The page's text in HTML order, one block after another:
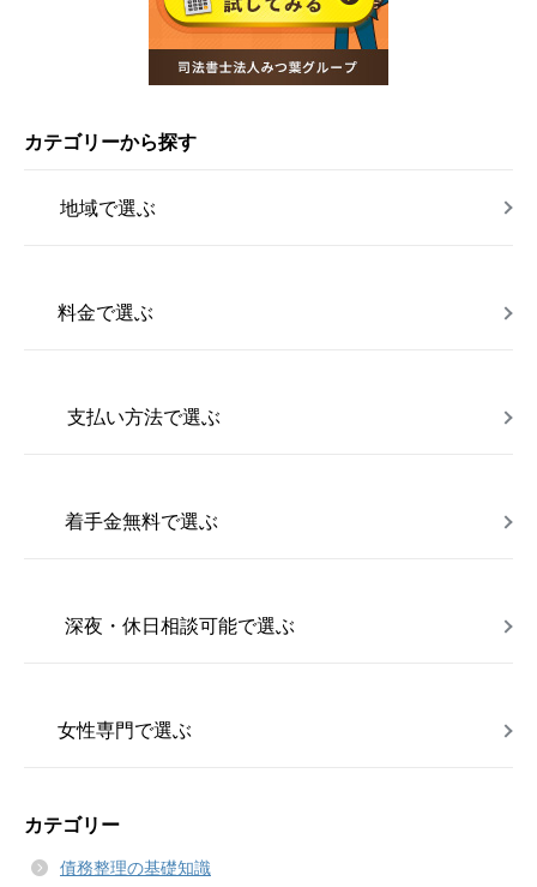
カテゴリーから探す
地域で選ぶ
料金で選ぶ
支払い方法で選ぶ
着手金無料で選ぶ
深夜・休日相談可能で選ぶ
女性専門で選ぶ
カテゴリー
債務整理の基礎知識